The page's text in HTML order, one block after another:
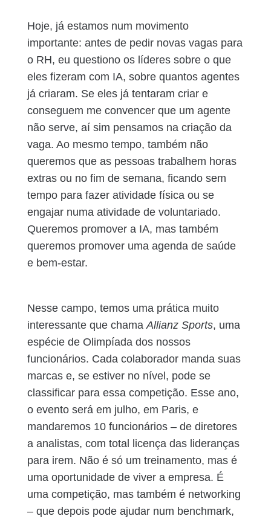
Hoje, já estamos num movimento
importante: antes de pedir novas vagas para
o RH, eu questiono os líderes sobre o que
eles fizeram com IA, sobre quantos agentes
já criaram. Se eles já tentaram criar e
conseguem me convencer que um agente
não serve, aí sim pensamos na criação da
vaga. Ao mesmo tempo, também não
queremos que as pessoas trabalhem horas
extras ou no fim de semana, ficando sem
tempo para fazer atividade física ou se
engajar numa atividade de voluntariado.
Queremos promover a IA, mas também
queremos promover uma agenda de saúde
e bem-estar.
Nesse campo, temos uma prática muito
interessante que chama Allianz Sports, uma
espécie de Olimpíada dos nossos
funcionários. Cada colaborador manda suas
marcas e, se estiver no nível, pode se
classificar para essa competição. Esse ano,
o evento será em julho, em Paris, e
mandaremos 10 funcionários – de diretores
a analistas, com total licença das lideranças
para irem. Não é só um treinamento, mas é
uma oportunidade de viver a empresa. É
uma competição, mas também é networking
– que depois pode ajudar num benchmark,